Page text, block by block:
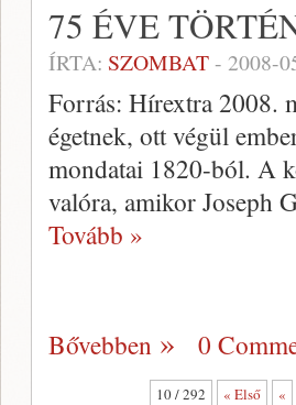
75 ÉVE
ÍRTA: SZOMBAT- 2008-
Forrás: Hírextra 2008.
égetnek, ott végül
mondatai 1820-ból. A
valóra, amikor Joseph
Tovább »
Bővebben 0
10 / 292 « Első «